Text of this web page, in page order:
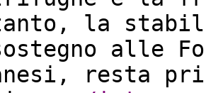
la
alle
resta